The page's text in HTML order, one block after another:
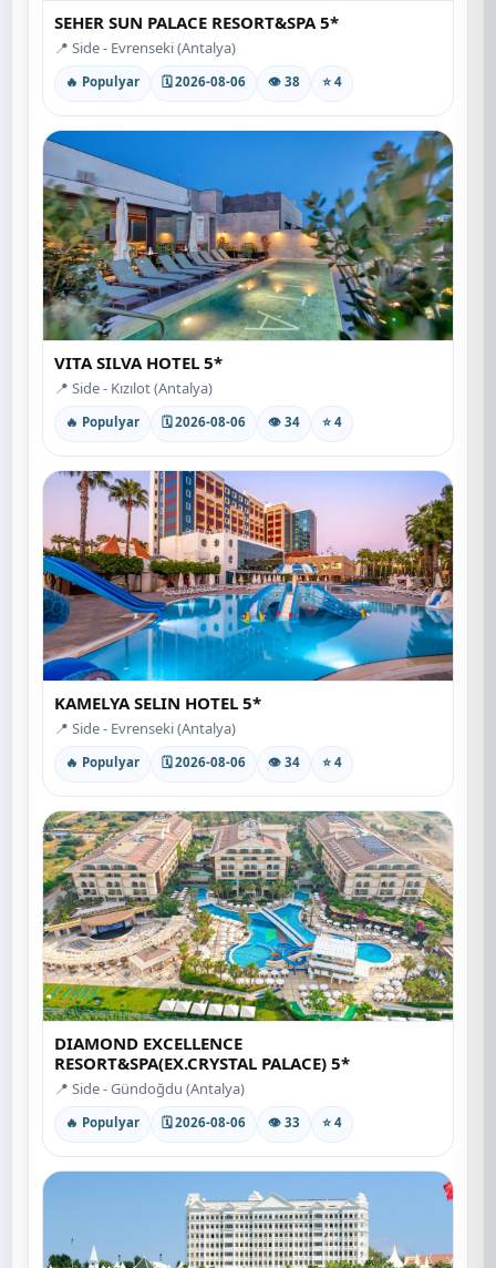
SEHER SUN PALACE RESORT&SPA 5*
📍 Side - Evrenseki (Antalya)
🔥 Populyar 🗓 2026-08-06 👁 38 ⭐ 4
VITA SILVA HOTEL 5*
📍 Side - Kızılot (Antalya)
🔥 Populyar 🗓 2026-08-06 👁 34 ⭐ 4
KAMELYA SELIN HOTEL 5*
📍 Side - Evrenseki (Antalya)
🔥 Populyar 🗓 2026-08-06 👁 34 ⭐ 4
DIAMOND EXCELLENCE
RESORT&SPA(EX.CRYSTAL PALACE) 5*
📍 Side - Gündoğdu (Antalya)
🔥 Populyar 🗓 2026-08-06 👁 33 ⭐ 4